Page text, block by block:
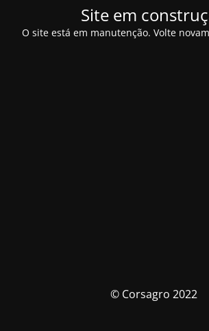
Site em
O site está em manutenção. Volte
© Corsagro 2022